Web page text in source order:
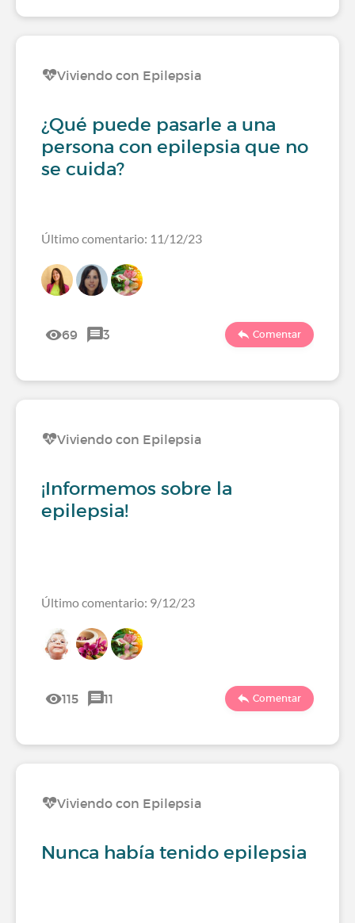
Viviendo con Epilepsia
¿Qué puede pasarle a una
persona con epilepsia que no
se cuida?
Último comentario: 11/12/23
69 3 Comentar
Viviendo con Epilepsia
¡Informemos sobre la
epilepsia!
Último comentario: 9/12/23
115 11 Comentar
Viviendo con Epilepsia
Nunca había tenido epilepsia